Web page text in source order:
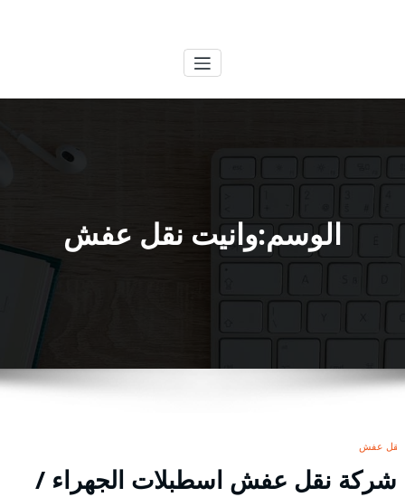
الوسم:وانيت نقل عفش
نقل عفش
شركة نقل عفش اسطبلات الجهراء /